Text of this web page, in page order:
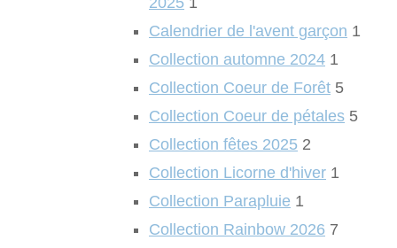
Calendrier de l'avent garçon 1
Collection automne 2024 1
Collection Coeur de Forêt 5
Collection Coeur de pétales 5
Collection fêtes 2025 2
Collection Licorne d'hiver 1
Collection Parapluie 1
Collection Rainbow 2026 7